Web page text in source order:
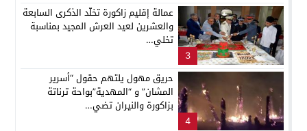
3
عمالة إقليم زاكورة تخلّد الذكرى السابعة
والعشرين لعيد العرش المجيد بمناسبة
تخلي…
4
حريق مهول يلتهم حقول “أسرير
المشان” و “المهدية”بواحة ترناتة
بزاكورة والنيران تضي…